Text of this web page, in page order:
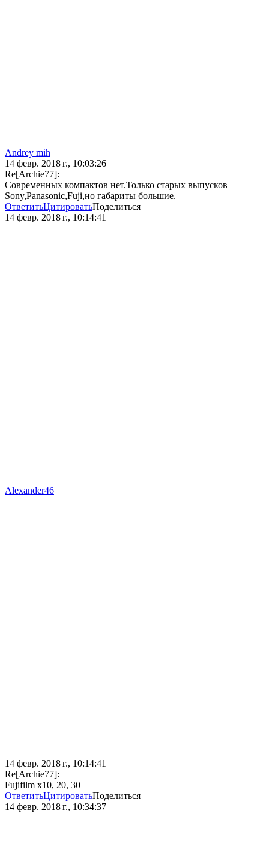
Andrey mih
14 февр. 2018 г., 10:03:26
Re[Archie77]:
Современных компактов нет.Только старых выпусков
Sony,Panasonic,Fuji,но габариты большие.
ОтветитьЦитироватьПоделиться
14 февр. 2018 г., 10:14:41
Alexander46
14 февр. 2018 г., 10:14:41
Re[Archie77]:
Fujifilm x10, 20, 30
ОтветитьЦитироватьПоделиться
14 февр. 2018 г., 10:34:37